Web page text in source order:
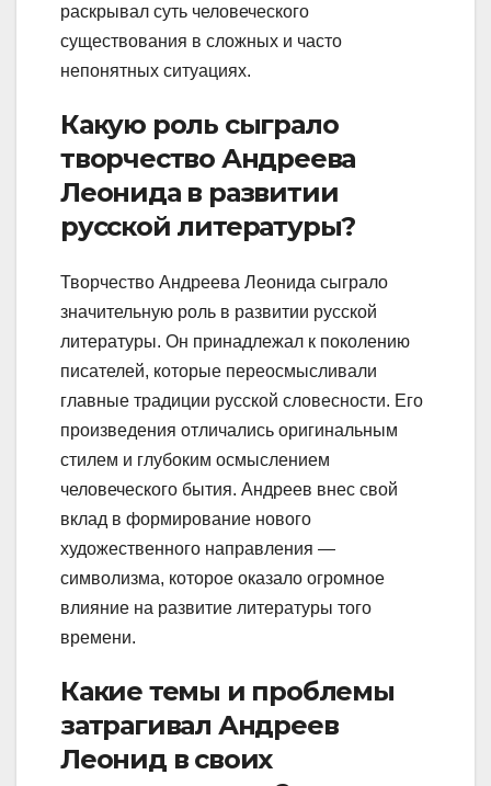
раскрывал суть человеческого
существования в сложных и часто
непонятных ситуациях.
Какую роль сыграло
творчество Андреева
Леонида в развитии
русской литературы?
Творчество Андреева Леонида сыграло
значительную роль в развитии русской
литературы. Он принадлежал к поколению
писателей, которые переосмысливали
главные традиции русской словесности. Его
произведения отличались оригинальным
стилем и глубоким осмыслением
человеческого бытия. Андреев внес свой
вклад в формирование нового
художественного направления —
символизма, которое оказало огромное
влияние на развитие литературы того
времени.
Какие темы и проблемы
затрагивал Андреев
Леонид в своих